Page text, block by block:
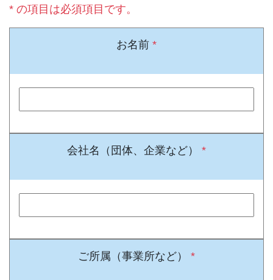
* の項目は必須項目です。
お名前 *
会社名（団体、企業など） *
ご所属（事業所など） *